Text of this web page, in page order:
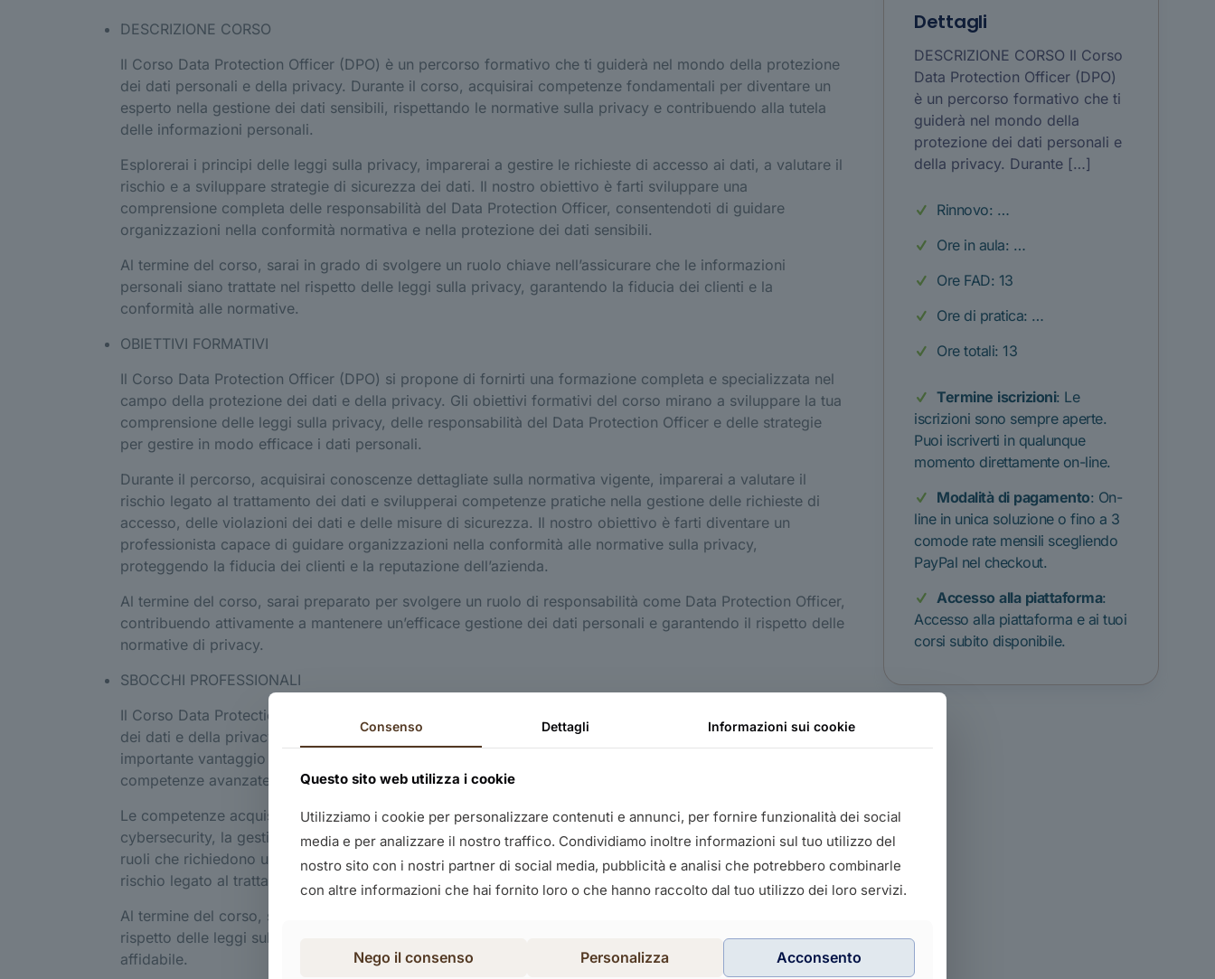
DESCRIZIONE CORSO
Il Corso Data Protection Officer (DPO) è un percorso formativo che ti guiderà nel mondo della protezione
dei dati personali e della privacy. Durante il corso, acquisirai competenze fondamentali per diventare un
esperto nella gestione dei dati sensibili, rispettando le normative sulla privacy e contribuendo alla tutela
delle informazioni personali.
Esplorerai i principi delle leggi sulla privacy, imparerai a gestire le richieste di accesso ai dati, a valutare il
rischio e a sviluppare strategie di sicurezza dei dati. Il nostro obiettivo è farti sviluppare una
comprensione completa delle responsabilità del Data Protection Officer, consentendoti di guidare
organizzazioni nella conformità normativa e nella protezione dei dati sensibili.
Al termine del corso, sarai in grado di svolgere un ruolo chiave nell’assicurare che le informazioni
personali siano trattate nel rispetto delle leggi sulla privacy, garantendo la fiducia dei clienti e la
conformità alle normative.
OBIETTIVI FORMATIVI
Il Corso Data Protection Officer (DPO) si propone di fornirti una formazione completa e specializzata nel
campo della protezione dei dati e della privacy. Gli obiettivi formativi del corso mirano a sviluppare la tua
comprensione delle leggi sulla privacy, delle responsabilità del Data Protection Officer e delle strategie
per gestire in modo efficace i dati personali.
Durante il percorso, acquisirai conoscenze dettagliate sulla normativa vigente, imparerai a valutare il
rischio legato al trattamento dei dati e svilupperai competenze pratiche nella gestione delle richieste di
accesso, delle violazioni dei dati e delle misure di sicurezza. Il nostro obiettivo è farti diventare un
professionista capace di guidare organizzazioni nella conformità alle normative sulla privacy,
proteggendo la fiducia dei clienti e la reputazione dell’azienda.
Al termine del corso, sarai preparato per svolgere un ruolo di responsabilità come Data Protection Officer,
contribuendo attivamente a mantenere un’efficace gestione dei dati personali e garantendo il rispetto delle
normative di privacy.
SBOCCHI PROFESSIONALI
Il Corso Data Protection Officer (DPO) apre diverse prospettive professionali nell’ambito della protezione
dei dati e della privacy. La certificazione ottenuta dimostrando le tue competenze come DPO sarà un
importante vantaggio nel tuo percorso lavorativo, rendendoti un candidato ideale per ruoli che richiedono
competenze avanzate nella gestione dei dati personali e nella conformità alle normative sulla privacy.
Le competenze acquisite durante il corso sono essenziali in settori come la consulenza legale, la
cybersecurity, la gestione dei dati aziendali e la compliance normativa. Sarai in grado di intraprendere
ruoli che richiedono una comprensione approfondita delle leggi sulla privacy, la capacità di valutare il
rischio legato al trattamento dei dati e la competenza nell’elaborazione di politiche di protezione dei dati.
Al termine del corso, sarai pronto a guidare organizzazioni nella tutela dei dati personali, garantendo il
rispetto delle leggi sulla privacy e contribuendo alla costruzione di un ambiente digitale sicuro e
affidabile.
Dettagli
DESCRIZIONE CORSO Il Corso
Data Protection Officer (DPO)
è un percorso formativo che ti
guiderà nel mondo della
protezione dei dati personali e
della privacy. Durante […]
Rinnovo: …
Ore in aula: …
Ore FAD: 13
Ore di pratica: …
Ore totali: 13
Termine iscrizioni: Le
iscrizioni sono sempre aperte.
Puoi iscriverti in qualunque
momento direttamente on-line.
Modalità di pagamento: On-
line in unica soluzione o fino a 3
comode rate mensili scegliendo
PayPal nel checkout.
Accesso alla piattaforma:
Accesso alla piattaforma e ai tuoi
corsi subito disponibile.
Consenso Dettagli Informazioni sui cookie
Questo sito web utilizza i cookie
Utilizziamo i cookie per personalizzare contenuti e annunci, per fornire funzionalità dei social
media e per analizzare il nostro traffico. Condividiamo inoltre informazioni sul tuo utilizzo del
nostro sito con i nostri partner di social media, pubblicità e analisi che potrebbero combinarle
con altre informazioni che hai fornito loro o che hanno raccolto dal tuo utilizzo dei loro servizi.
Nego il consenso Personalizza Acconsento